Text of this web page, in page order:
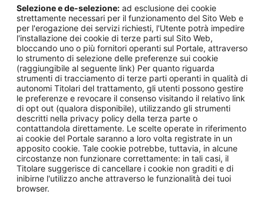
Selezione e de-selezione: ad esclusione dei cookie
strettamente necessari per il funzionamento del Sito Web e
per l'erogazione dei servizi richiesti, l'Utente potrà impedire
l'installazione dei cookie di terze parti sul Sito Web,
bloccando uno o più fornitori operanti sul Portale, attraverso
lo strumento di selezione delle preferenze sui cookie
(raggiungibile al seguente link) Per quanto riguarda
strumenti di tracciamento di terze parti operanti in qualità di
autonomi Titolari del trattamento, gli utenti possono gestire
le preferenze e revocare il consenso visitando il relativo link
di opt out (qualora disponibile), utilizzando gli strumenti
descritti nella privacy policy della terza parte o
contattandola direttamente. Le scelte operate in riferimento
ai cookie del Portale saranno a loro volta registrate in un
apposito cookie. Tale cookie potrebbe, tuttavia, in alcune
circostanze non funzionare correttamente: in tali casi, il
Titolare suggerisce di cancellare i cookie non graditi e di
inibirne l'utilizzo anche attraverso le funzionalità dei tuoi
browser.